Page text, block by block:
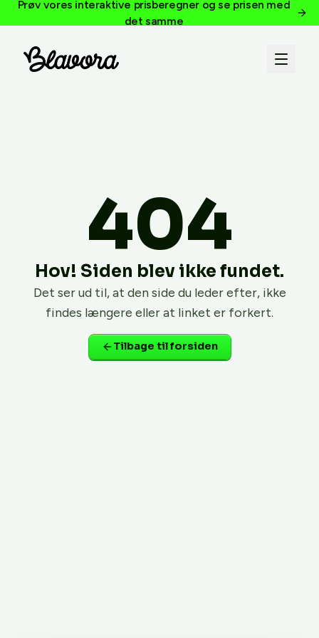
Prøv vores interaktive prisberegner og se prisen med
det samme
404
Hov! Siden blev ikke fundet.
Det ser ud til, at den side du leder efter, ikke
findes længere eller at linket er forkert.
Tilbage til forsiden